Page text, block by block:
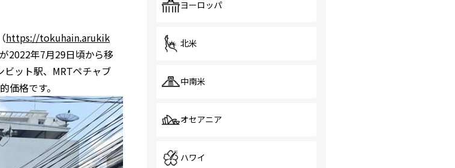
https://tokuhain.arukik
2022年7月29日頃から移
ビット駅、MRTペチャブ
価格です。
ヨーロッパ
北米
中南米
オセアニア
ハワイ